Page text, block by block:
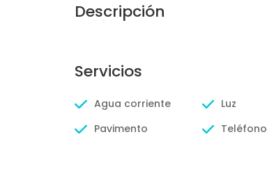
Descripción
Servicios
Agua corriente Luz
Pavimento
Teléfono